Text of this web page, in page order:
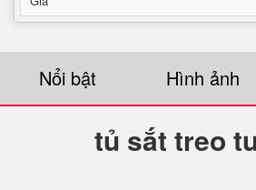
Nổi bật Hình ảnh
tủ sắt treo